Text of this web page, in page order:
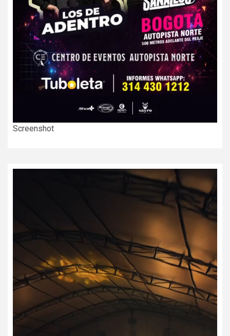
Screenshot